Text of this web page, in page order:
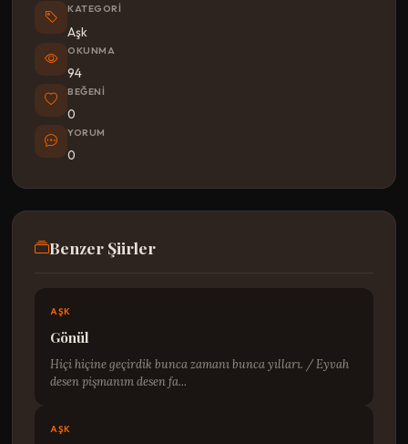
KATEGORI
Aşk
OKUNMA
94
BEĞENI
0
YORUM
0
Benzer Şiirler
AŞK
Gönül
Hiçi hiçine geçirdik bunca zamanı bunca yılları. / Eyvah
desen pişmanım desen fa...
AŞK